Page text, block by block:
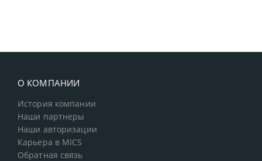
О КОМПАНИИ
История компании
Наши партнеры
Наши авторизации
Карьера в MICS
Обратная связь